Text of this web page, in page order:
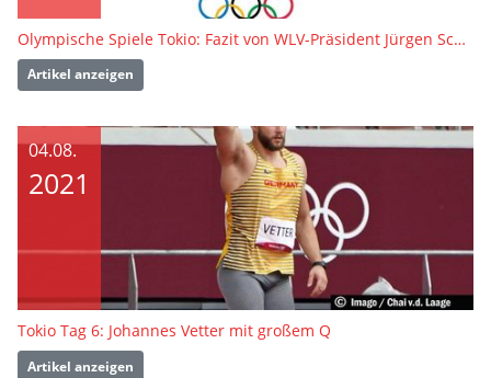
Olympische Spiele Tokio: Fazit von WLV-Präsident Jürgen Scholz
Artikel anzeigen
04.08.
2021
Tokio Tag 6: Johannes Vetter mit großem Q
Artikel anzeigen